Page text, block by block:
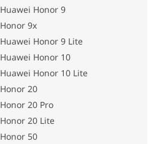
Huawei Honor 9
Honor 9x
Huawei Honor 9 Lite
Huawei Honor 10
Huawei Honor 10 Lite
Honor 20
Honor 20 Pro
Honor 20 Lite
Honor 50